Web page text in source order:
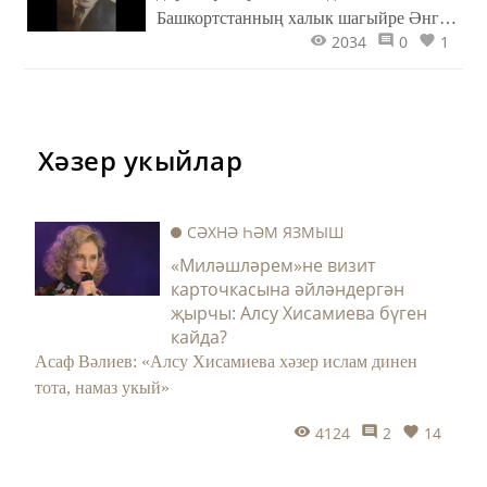
Башкортстанның халык шагыйре Әнгам
Атнабаевның тууына 90 ел тулуга
2034 0 1
Хәзер укыйлар
СӘХНӘ ҺӘМ ЯЗМЫШ
«Миләшләрем»не визит
карточкасына әйләндергән
җырчы: Алсу Хисамиева бүген
кайда?
Асаф Вәлиев: «Алсу Хисамиева хәзер ислам динен
тота, намаз укый»
4124 2 14